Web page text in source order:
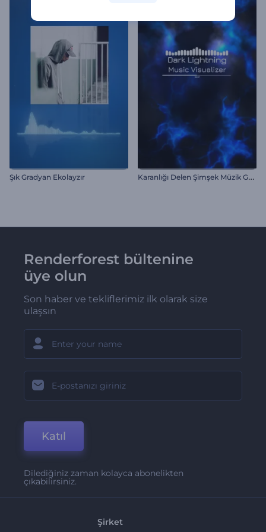
Şık Gradyan Ekolayzır K
aranlığı Delen Şimşek Müzik Görselleştirici
Renderforest bültenine
üye olun
Son haber ve tekliflerimiz ilk olarak size
ulaşsın
Katıl
Dilediğiniz zaman kolayca abonelikten
çıkabilirsiniz.
Şirket